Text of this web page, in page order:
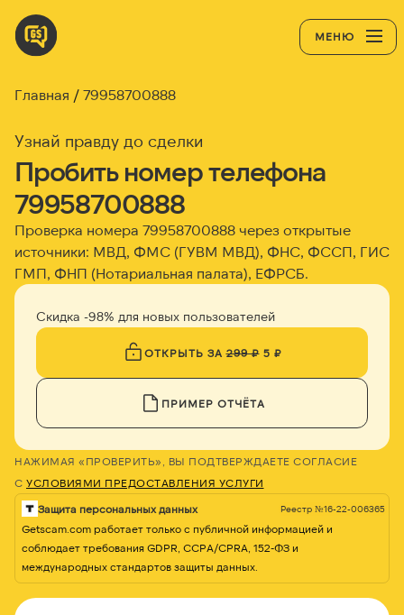
МЕНЮ
Главная 79958700888
Узнай правду до сделки
Пробить номер телефона
79958700888
Проверка номера 79958700888 через открытые
источники: МВД, ФМС (ГУВМ МВД), ФНС, ФССП, ГИС
ГМП, ФНП (Нотариальная палата), ЕФРСБ.
Скидка -98% для новых пользователей
ОТКРЫТЬ ЗА299 ₽5 ₽
ПРИМЕР ОТЧЁТА
НАЖИМАЯ «ПРОВЕРИТЬ», ВЫ ПОДТВЕРЖДАЕТЕ СОГЛАСИЕ
С УСЛОВИЯМИ ПРЕДОСТАВЛЕНИЯ УСЛУГИ
Защита персональных данных Реестр №16-22-006365
Getscam.com работает только с публичной информацией и
соблюдает требования GDPR, CCPA/CPRA, 152-ФЗ и
международных стандартов защиты данных.